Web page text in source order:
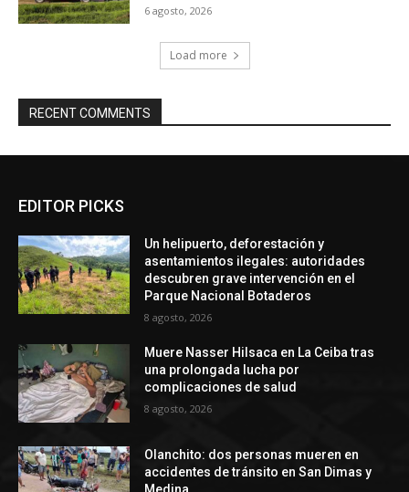
6 agosto, 2026
Load more
RECENT COMMENTS
EDITOR PICKS
Un helipuerto, deforestación y
asentamientos ilegales: autoridades
descubren grave intervención en el
Parque Nacional Botaderos
8 agosto, 2026
Muere Nasser Hilsaca en La Ceiba tras
una prolongada lucha por
complicaciones de salud
8 agosto, 2026
Olanchito: dos personas mueren en
accidentes de tránsito en San Dimas y